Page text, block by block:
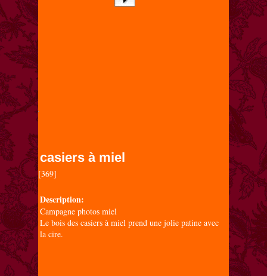
casiers à miel
[369]
Description:
Campagne photos miel
Le bois des casiers à miel prend une jolie patine avec
la cire.